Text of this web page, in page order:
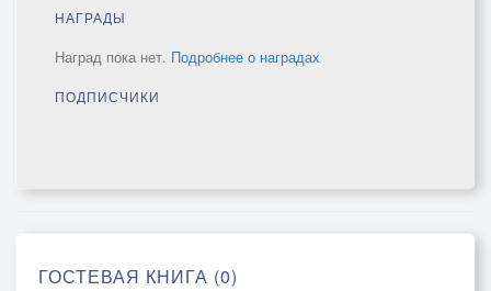
НАГРАДЫ
Наград пока нет. Подробнее о наградах
ПОДПИСЧИКИ
ГОСТЕВАЯ КНИГА (0)